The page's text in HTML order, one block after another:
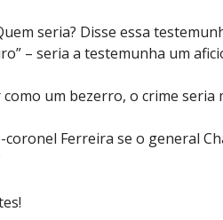
seria? Disse essa
– seria a testemunha um
um bezerro, o crime seria
Ferreira se o general